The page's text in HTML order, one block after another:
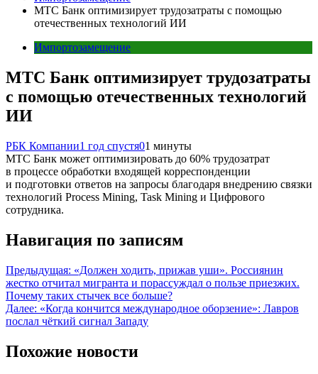
МТС Банк оптимизирует трудозатраты с помощью
отечественных технологий ИИ
Импортозамещение
МТС Банк оптимизирует трудозатраты
с помощью отечественных технологий
ИИ
РБК Компании1 год спустя01 минуты
МТС Банк может оптимизировать до 60% трудозатрат
в процессе обработки входящей корреспонденции
и подготовки ответов на запросы благодаря внедрению связки
технологий Process Mining, Task Mining и Цифрового
сотрудника.
Навигация по записям
Предыдущая: «Должен ходить, прижав уши». Россиянин
жестко отчитал мигранта и порассуждал о пользе приезжих.
Почему таких стычек все больше?
Далее: «Когда кончится международное оборзение»: Лавров
послал чёткий сигнал Западу
Похожие новости